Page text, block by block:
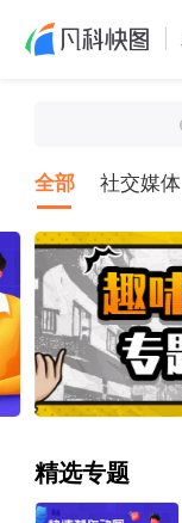
全部 社交媒体
精选专题